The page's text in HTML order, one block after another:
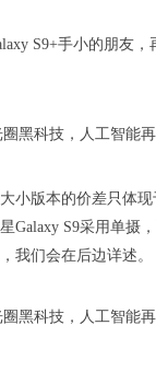
S9+手小的朋友
小版本的价差只体
Galaxy S9采用单摄
我们会在后边详述。